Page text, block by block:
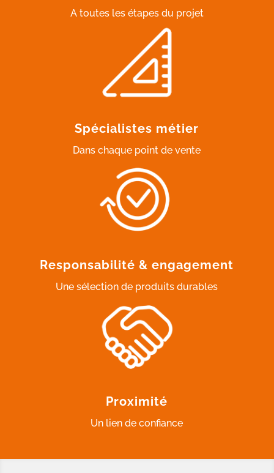
A toutes les étapes du projet
Spécialistes métier
Dans chaque point de vente
Responsabilité & engagement
Une sélection de produits durables
Proximité
Un lien de confiance